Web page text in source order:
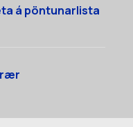
á pöntunarlista
rær